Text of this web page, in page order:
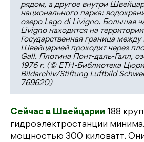
рядом, а другое внутри
национального парка:
озеро Lago di Livigno. Большая
Livigno находится на
Государственная граница
Швейцарией проходит через
Gall. Плотина Понт-даль-Галл,
1976 г. (© ETH-Библиотека
Bildarchiv/Stiftung Luftbild
769620)
Сейчас в Швейцарии 188
гидроэлектростанции
мощностью 300 киловатт.